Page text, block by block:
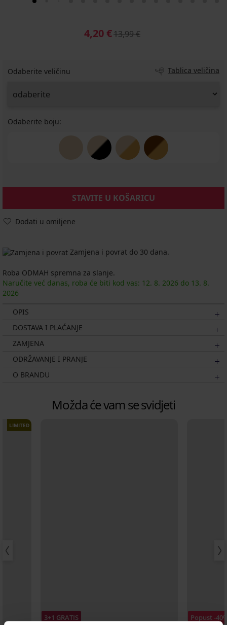
4,20 €13,99 €
Odaberite veličinu Tablica veličina
Odaberite boju:
STAVITE U KOŠARICU
Dodati u omiljene
Zamjena i povrat do 30 dana.
Roba ODMAH spremna za slanje.
Naručite već danas, roba će biti kod vas: 12. 8. 2026 do 13. 8.
2026
OPIS
DOSTAVA I PLAĆANJE
ZAMJENA
ODRŽAVANJE I PRANJE
O BRANDU
Možda će vam se svidjeti
LIMITED
3+1 GRATIS Popust -